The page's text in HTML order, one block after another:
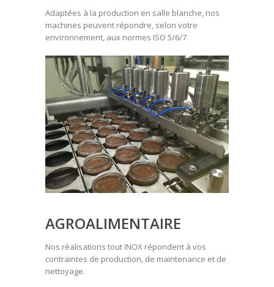
Adaptées à la production en salle blanche, nos
machines peuvent répondre, selon votre
environnement, aux normes ISO 5/6/7
AGROALIMENTAIRE
Nos réalisations tout INOX répondent à vos
contraintes de production, de maintenance et de
nettoyage.